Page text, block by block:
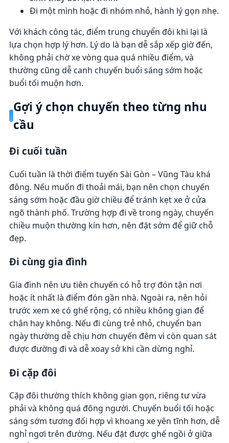
Đi một mình hoặc đi nhóm nhỏ, hành lý gọn nhẹ.
Với khách công tác, điểm trung chuyển đôi khi lại là
lựa chọn hợp lý hơn. Lý do là bạn dễ sắp xếp giờ đến,
không phải chờ xe vòng qua quá nhiều điểm, và
thường cũng dễ canh chuyến buổi sáng sớm hoặc
buổi tối muộn hơn.
Gợi ý chọn chuyến theo từng nhu
cầu
Đi cuối tuần
Cuối tuần là thời điểm tuyến Sài Gòn – Vũng Tàu khá
đông. Nếu muốn đi thoải mái, bạn nên chọn chuyến
sáng sớm hoặc đầu giờ chiều để tránh kẹt xe ở cửa
ngõ thành phố. Trường hợp đi về trong ngày, chuyến
chiều muộn thường kín hơn, nên đặt sớm để giữ chỗ
đẹp.
Đi cùng gia đình
Gia đình nên ưu tiên chuyến có hỗ trợ đón tận nơi
hoặc ít nhất là điểm đón gần nhà. Ngoài ra, nên hỏi
trước xem xe có ghế rộng, có nhiều không gian để
chân hay không. Nếu đi cùng trẻ nhỏ, chuyến ban
ngày thường dễ chịu hơn chuyến đêm vì còn quan sát
được đường đi và dễ xoay sở khi cần dừng nghỉ.
Đi cặp đôi
Cặp đôi thường thích không gian gọn, riêng tư vừa
phải và không quá đông người. Chuyến buổi tối hoặc
sáng sớm tương đối hợp vì khoang xe yên tĩnh hơn, dễ
nghỉ ngơi trên đường. Nếu đặt được ghế ngồi ở giữa